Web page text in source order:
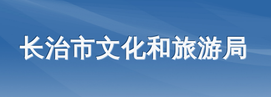
长治市文化和旅游局